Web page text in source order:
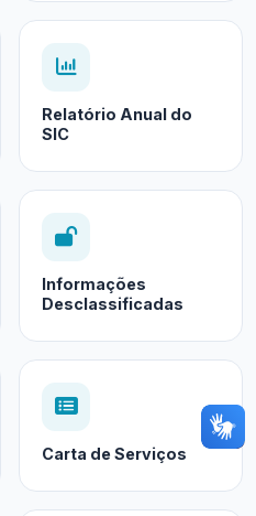
Relatório Anual do
SIC
Informações
Desclassificadas
Carta de Serviços